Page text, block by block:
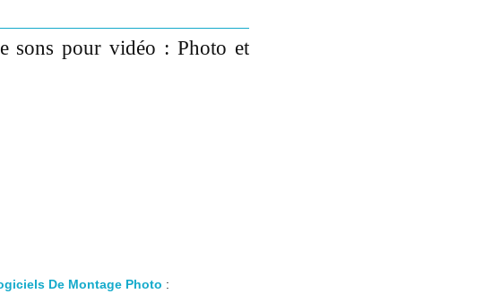
sons pour vidéo : Photo et
De Montage Photo :